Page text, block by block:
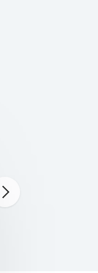
Fantastyczny prezent. I ja
zadowoleni z jakosci